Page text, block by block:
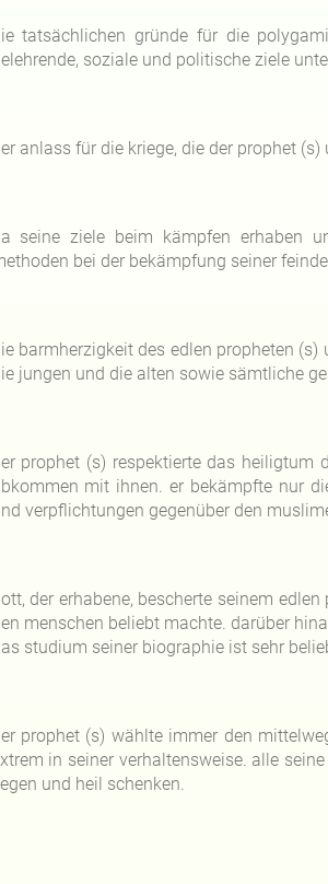
tatsächlichen gründe für die
soziale und politische ziele
anlass für die kriege, die der prophet
seine ziele beim kämpfen erhaben
bei der bekämpfung seiner
barmherzigkeit des edlen propheten
jungen und die alten sowie sämtliche
prophet (s) respektierte das heiligtum
mit ihnen. er bekämpfte nur
verpflichtungen gegenüber den
der erhabene, bescherte seinem
menschen beliebt machte. darüber
studium seiner biographie ist sehr
prophet (s) wählte immer den
in seiner verhaltensweise. alle
und heil schenken.